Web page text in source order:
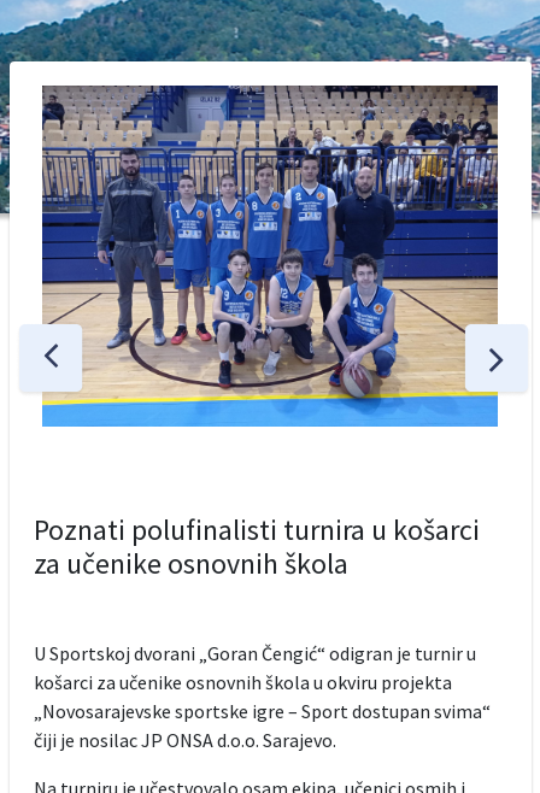
Poznati polufinalisti turnira u košarci
za učenike osnovnih škola
U Sportskoj dvorani „Goran Čengić“ odigran je turnir u
košarci za učenike osnovnih škola u okviru projekta
„Novosarajevske sportske igre – Sport dostupan svima“
čiji je nosilac JP ONSA d.o.o. Sarajevo.
Na turniru je učestvovalo osam ekipa, učenici osmih i